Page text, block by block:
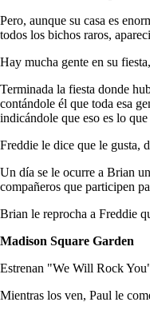
Pero, aunque su casa es
todos los bichos raros,
Hay mucha gente en su
Terminada la fiesta donde
contándole él que toda esa
indicándole que eso es lo
Freddie le dice que le gusta,
Un día se le ocurre a Brian
compañeros que participen
Brian le reprocha a Freddie
Madison Square Garden
Estrenan "We Will Rock
Mientras los ven, Paul le